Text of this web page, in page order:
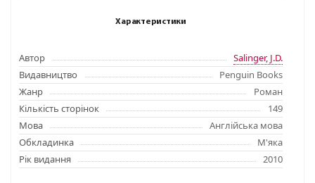
Характеристики
Автор
Salinger, J.D.
Видавництво
Penguin Books
Жанр
Роман
Кількість сторінок
149
Мова
Англійська мова
Обкладинка
М'яка
Рік видання
2010